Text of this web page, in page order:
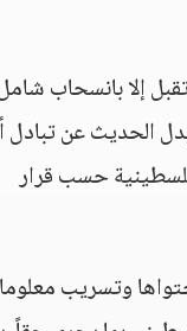
إلا بانسحاب
الحديث عن
الفلسطينية حسب قرار
وتسريب